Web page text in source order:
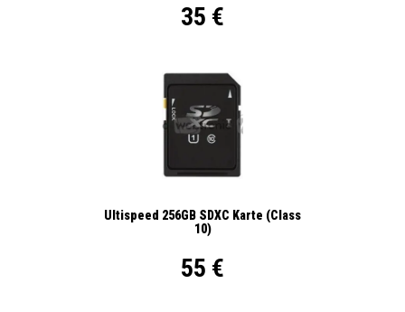
35 €
Ultispeed 256GB SDXC Karte (Class
10)
55 €